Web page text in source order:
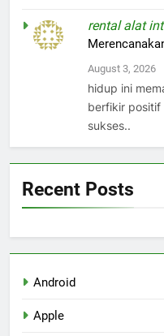
rental alat
August 3, 2026
hidup ini
berfikir positif
sukses..
Recent Posts
Android
Apple